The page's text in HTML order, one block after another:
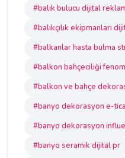
#balık bulucu dijital
#balıkçılık ekipmanları
#balkanlar hasta bulma
#balkon bahçeciliği
#balkon ve bahçe
#banyo dekorasyon e-
#banyo dekorasyon
#banyo seramik dijital pr